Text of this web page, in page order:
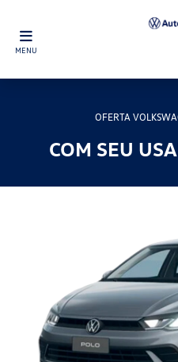
MENU
OFERTA
COM SEU